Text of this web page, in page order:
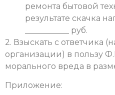
ремонта бытовой
результате скачка
___________ руб.
2. Взыскать с ответчика
организации) в пользу
морального вреда в
Приложение: